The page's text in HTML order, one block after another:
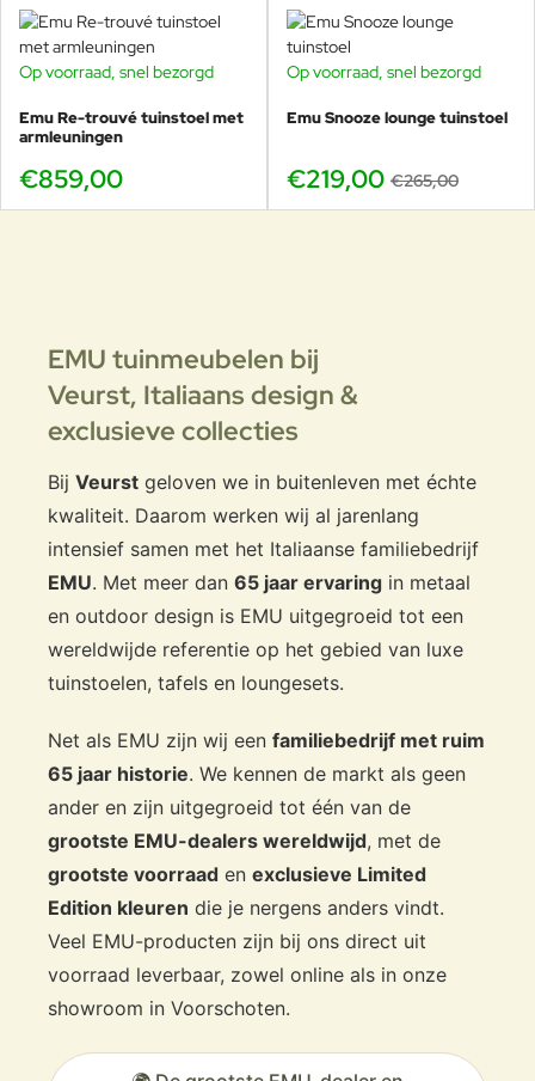
Ontdek alle Lyze uitvoeringen bij
de gerelateerde producten
materiaalvarianten verkrijgbaar. Door naar beneden te
scrollen naar de
alle stoelen met teakhouten en aluminium zitting, zodat je
jouw ideale lounge- of eetopstelling kunt samenstellen in
Op voorraad, snel bezorgd
Emu Re-trouvé tuinstoel met
armleuningen
€859,00
-17%
Op voorraad, snel bezorgd
Emu Snooze lounge tuinstoel
€219,00 €265,00
EMU tuinmeubelen bij
Veurst, Italiaans design &
exclusieve collecties
Bij Veurst geloven we in buitenleven met échte
kwaliteit. Daarom werken wij al jarenlang
intensief samen met het Italiaanse familiebedrijf
EMU. Met meer dan 65 jaar ervaring in metaal
en outdoor design is EMU uitgegroeid tot een
wereldwijde referentie op het gebied van luxe
tuinstoelen, tafels en loungesets.
Net als EMU zijn wij een familiebedrijf met ruim
65 jaar historie. We kennen de markt als geen
ander en zijn uitgegroeid tot één van de
grootste EMU-dealers wereldwijd, met de
grootste voorraad en exclusieve Limited
Edition kleuren die je nergens anders vindt.
Veel EMU-producten zijn bij ons direct uit
voorraad leverbaar, zowel online als in onze
showroom in Voorschoten.